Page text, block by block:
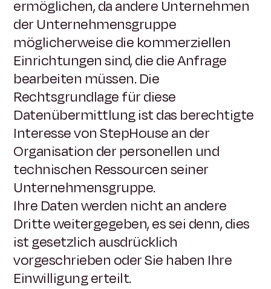
ermöglichen, da andere Unternehmen
der Unternehmensgruppe
möglicherweise die kommerziellen
Einrichtungen sind, die die Anfrage
bearbeiten müssen. Die
Rechtsgrundlage für diese
Datenübermittlung ist das berechtigte
Interesse von StepHouse an der
Organisation der personellen und
technischen Ressourcen seiner
Unternehmensgruppe.
Ihre Daten werden nicht an andere
Dritte weitergegeben, es sei denn, dies
ist gesetzlich ausdrücklich
vorgeschrieben oder Sie haben Ihre
Einwilligung erteilt.